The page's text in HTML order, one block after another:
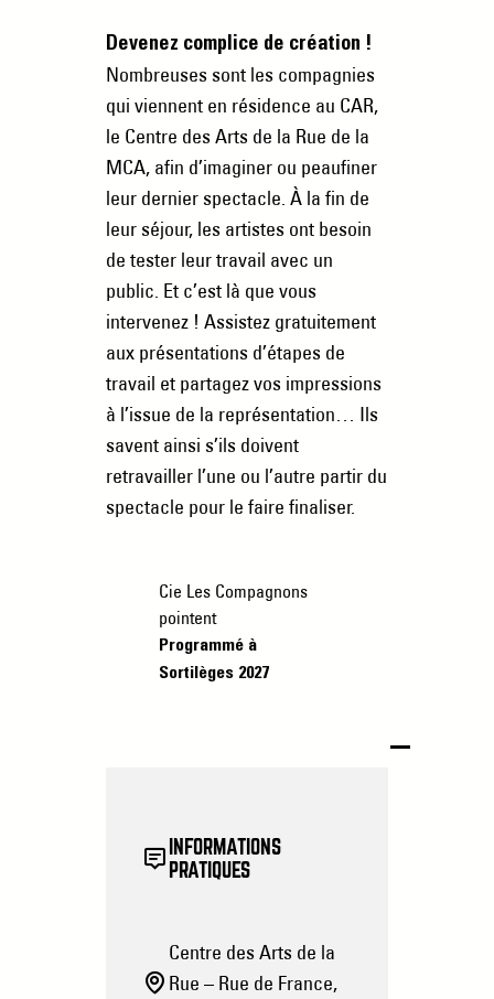
Devenez complice de création !
Nombreuses sont les compagnies
qui viennent en résidence au CAR,
le Centre des Arts de la Rue de la
MCA, afin d’imaginer ou peaufiner
leur dernier spectacle. À la fin de
leur séjour, les artistes ont besoin
de tester leur travail avec un
public. Et c’est là que vous
intervenez ! Assistez gratuitement
aux présentations d’étapes de
travail et partagez vos impressions
à l’issue de la représentation… Ils
savent ainsi s’ils doivent
retravailler l’une ou l’autre partir du
spectacle pour le faire finaliser.
Cie Les Compagnons
pointent
Programmé à
Sortilèges 2027
INFORMATIONS
PRATIQUES
Centre des Arts de la
Rue – Rue de France,